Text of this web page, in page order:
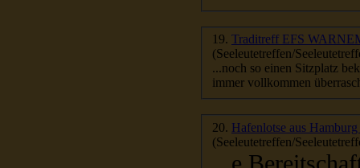
19. Traditreff EFS
(Seeleutetreffen/
immer vollkommen
20. Hafenlotse aus
(Seeleutetreffen/